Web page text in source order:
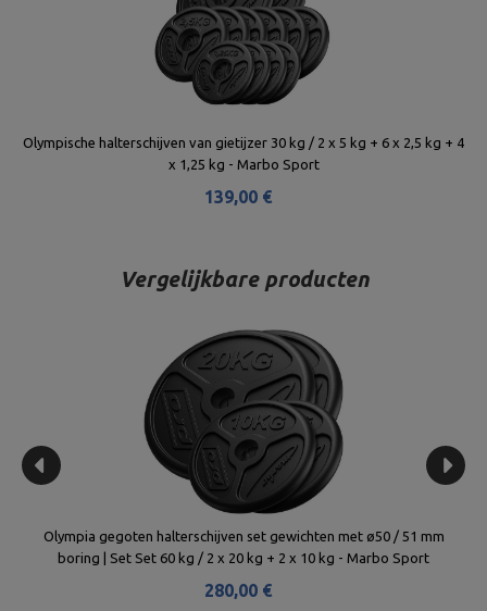
Olympische halterschijven van gietijzer 30 kg / 2 x 5 kg + 6 x 2,5 kg + 4
x 1,25 kg - Marbo Sport
139,00 €
Vergelijkbare producten
Olympia gegoten halterschijven set gewichten met ø50 / 51 mm
boring | Set Set 60 kg / 2 x 20 kg + 2 x 10 kg - Marbo Sport
280,00 €